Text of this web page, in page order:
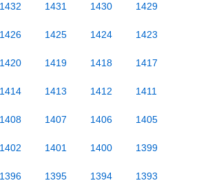
1432 1431 1430 1429
1426 1425 1424 1423
1420 1419 1418 1417
1414 1413 1412 1411
1408 1407 1406 1405
1402 1401 1400 1399
1396 1395 1394 1393